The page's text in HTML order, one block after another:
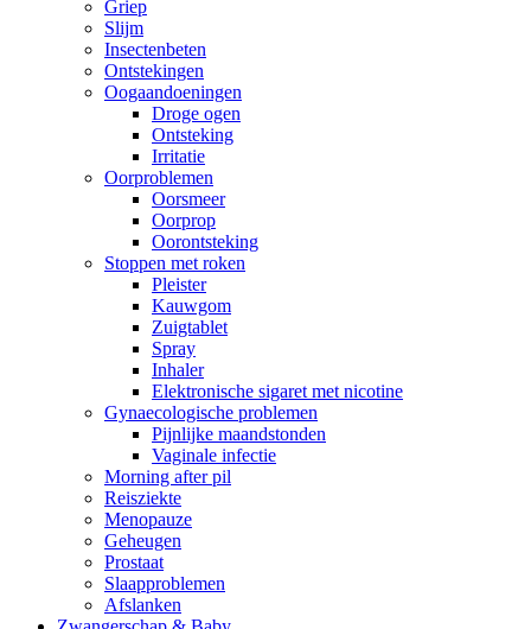
Griep
Slijm
Insectenbeten
Ontstekingen
Oogaandoeningen
Droge ogen
Ontsteking
Irritatie
Oorproblemen
Oorsmeer
Oorprop
Oorontsteking
Stoppen met roken
Pleister
Kauwgom
Zuigtablet
Spray
Inhaler
Elektronische sigaret met nicotine
Gynaecologische problemen
Pijnlijke maandstonden
Vaginale infectie
Morning after pil
Reisziekte
Menopauze
Geheugen
Prostaat
Slaapproblemen
Afslanken